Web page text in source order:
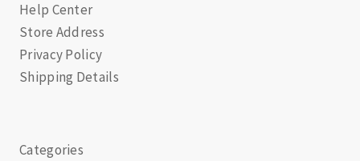
Help Center
Store Address
Privacy Policy
Shipping Details
Categories